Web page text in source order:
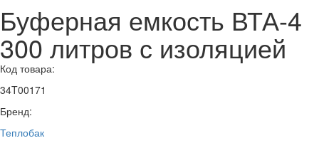
Буферная емкость ВТА-4
300 литров с изоляцией
Код товара:
34T00171
Бренд:
Теплобак